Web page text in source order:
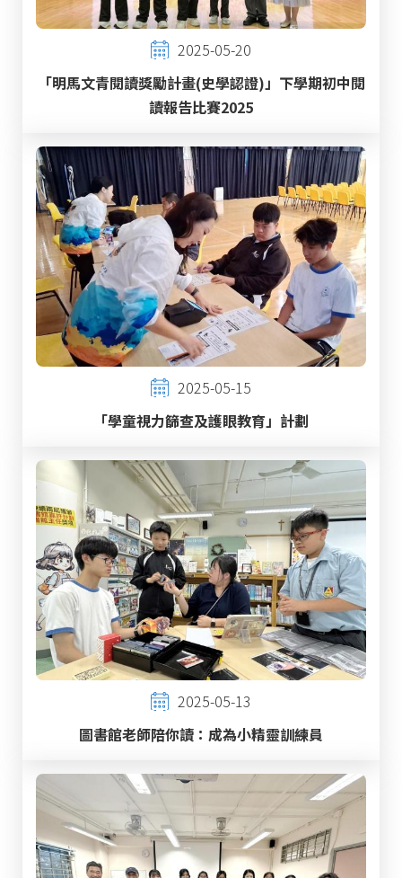
2025-05-20
「明馬文青閱讀獎勵計畫(史學認證)」下學期初中閱
讀報告比賽2025
2025-05-15
「學童視力篩查及護眼教育」計劃
2025-05-13
圖書館老師陪你讀：成為小精靈訓練員